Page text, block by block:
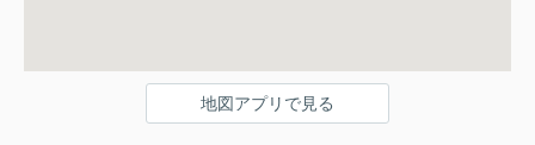
地図アプリで見る